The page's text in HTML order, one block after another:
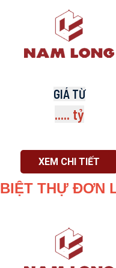
GIÁ TỪ
..... tỷ
XEM CHI TIẾT
BIỆT THỰ ĐƠN